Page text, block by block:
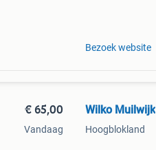
Bezoek website
€ 65,00
Vandaag
Wilko Muilwijk
Hoogblokland